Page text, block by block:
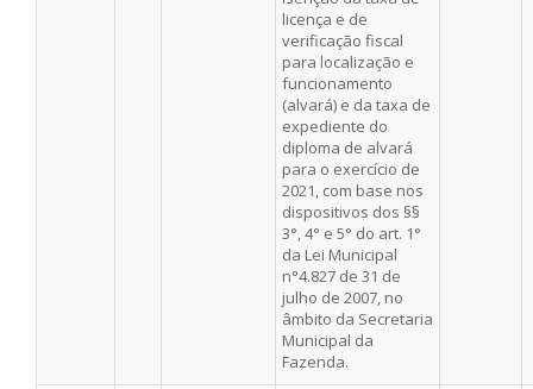
licença e de
verificação fiscal
para localização e
funcionamento
(alvará) e da taxa de
expediente do
diploma de alvará
para o exercício de
2021, com base nos
dispositivos dos §§
3°, 4° e 5° do art. 1°
da Lei Municipal
n°4.827 de 31 de
julho de 2007, no
âmbito da Secretaria
Municipal da
Fazenda.